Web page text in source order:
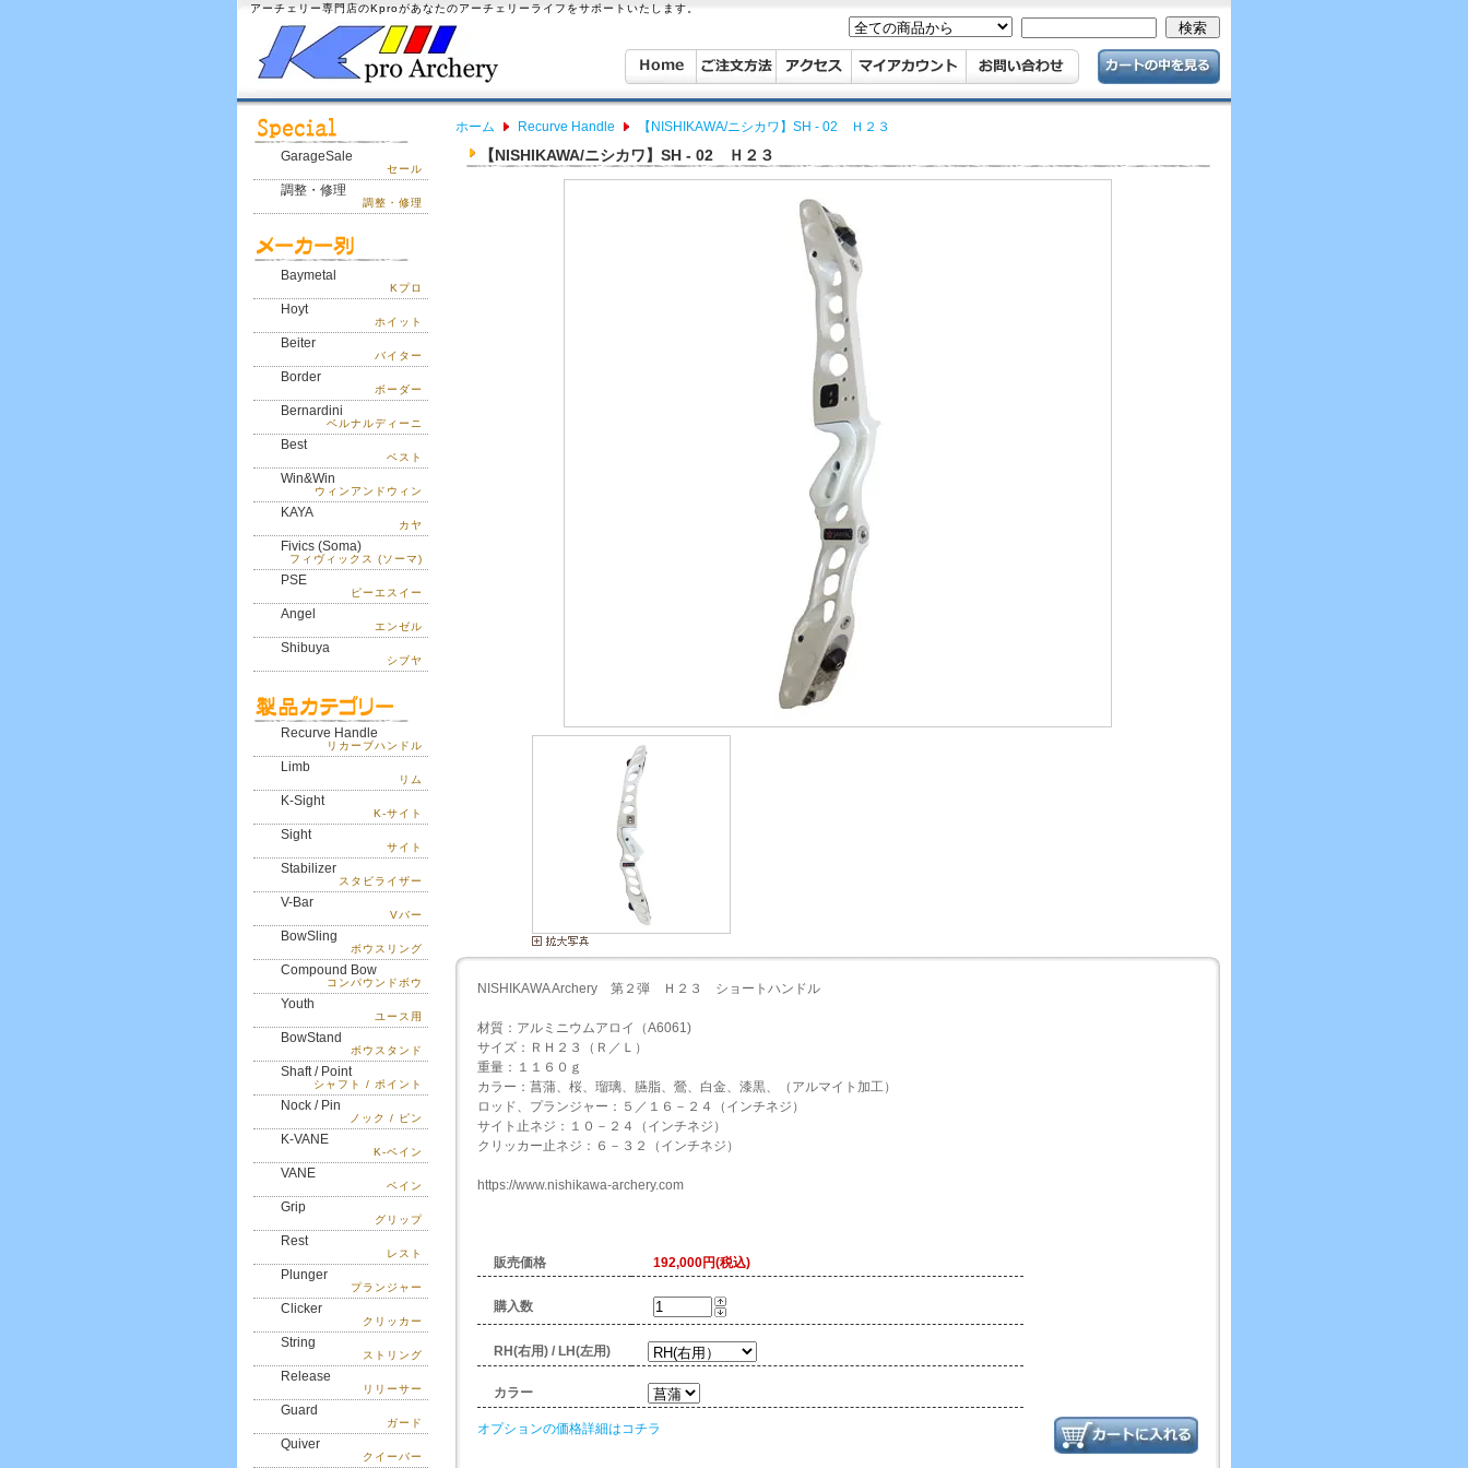
アーチェリー専門店のKproがあなたのアーチェリーライフをサポートいたします。
GarageSale
セール
調整・修理
調整・修理
Baymetal
Kプロ
Hoyt
ホイット
Beiter
バイター
Border
ボーダー
Bernardini
ベルナルディーニ
Best
ベスト
Win&Win
ウィンアンドウィン
KAYA
カヤ
Fivics (Soma)
フィヴィックス (ソーマ)
PSE
ピーエスイー
Angel
エンゼル
Shibuya
シブヤ
Recurve Handle
リカーブハンドル
Limb
リム
K-Sight
K-サイト
Sight
サイト
Stabilizer
スタビライザー
V-Bar
Vバー
BowSling
ボウスリング
Compound Bow
コンパウンドボウ
Youth
ユース用
BowStand
ボウスタンド
Shaft / Point
シャフト / ポイント
Nock / Pin
ノック / ピン
K-VANE
K-ベイン
VANE
ベイン
Grip
グリップ
Rest
レスト
Plunger
プランジャー
Clicker
クリッカー
String
ストリング
Release
リリーサー
Guard
ガード
Quiver
クイーバー
ホーム Recurve Handle 【NISHIKAWA/ニシカワ】SH - 02 Ｈ２３
【NISHIKAWA/ニシカワ】SH - 02 Ｈ２３
NISHIKAWA Archery 第２弾 Ｈ２３ ショートハンドル
材質：アルミニウムアロイ（A6061)
サイズ：ＲＨ２３（Ｒ／Ｌ）
重量：１１６０ｇ
カラー：菖蒲、桜、瑠璃、臙脂、鶯、白金、漆黒、（アルマイト加工）
ロッド、プランジャー：５／１６－２４（インチネジ）
サイト止ネジ：１０－２４（インチネジ）
クリッカー止ネジ：６－３２（インチネジ）
https://www.nishikawa-archery.com
販売価格 192,000円(税込)
購入数
RH(右用) / LH(左用)
カラー
オプションの価格詳細はコチラ